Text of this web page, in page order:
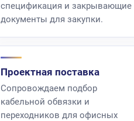
спецификация и закрывающие
документы для закупки.
Проектная поставка
Сопровождаем подбор
кабельной обвязки и
переходников для офисных